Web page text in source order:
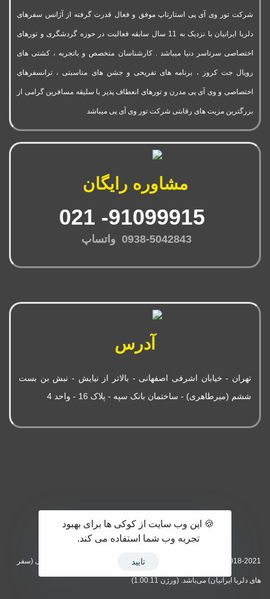
شرکت تور وی آی پی استارتاپ موفق و فعال قدرت گرفته از آژانس سفرهای
دلربا ایرانیان با نزدیک به 11 سال سابقه فعالیت در حوزه گردشگری و تورهای
اختصاصی سرتاسر دنیا میباشد . کارشناسان متخصص و باتجربه ، کشتی های
رویال جت کروز ، برنامه های تفریحی و جشن های مناسبتی ، ترانسفرهای
اختصاصی و وی آی پی مدرن و تورهای انعطاف پذیر با سلیقه مسافرین گرامی از
بزرگترین مزیت های رقابتی شرکت تور وی آی پی میباشد
مشاوره رایگان
0938-5042843 واتساپ
آدرس
تهران - خیابان اشرفی اصفهانی - بالاتر از نیایش - نبش بن بست
ششم (میرطاهری) - ساختمان بانک سپه - پلاک 16 - واحد 4
2018-2021© تمامی حقوق مادی و معنوی این وبسایت متعلق به تور وی آی پی (سفر
های دلربا ایرانیان) می‌باشد. (ورژن 1.00.11)
🍪 این وب سایت از کوکی ها برای بهبود
تجربه وب شما استفاده می کند.
تایید